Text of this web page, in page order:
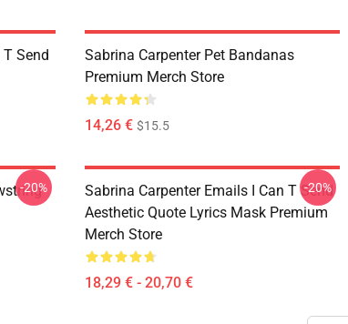
Send
Sabrina Carpenter Pet Bandanas
Premium Merch Store
14,26 € $15.5
-20%
Sabrina Carpenter Emails I Can T Send
Aesthetic Quote Lyrics Mask Premium
Merch Store
18,29 € - 20,70 €
-20%